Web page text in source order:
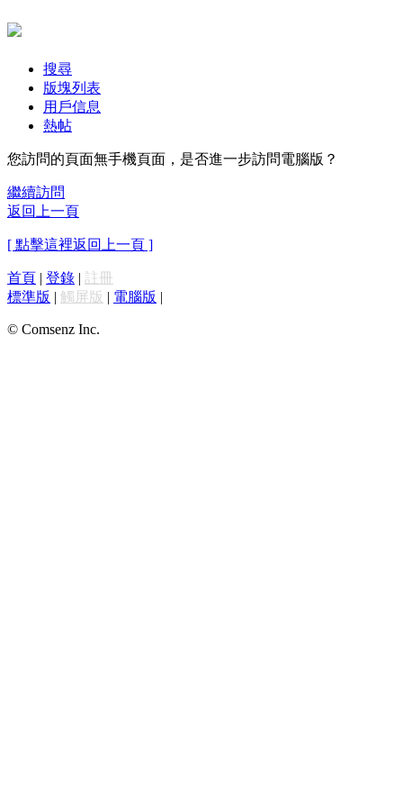
搜尋
版塊列表
用戶信息
熱帖
您訪問的頁面無手機頁面，是否進一步訪問電腦版？
繼續訪問
返回上一頁
[ 點擊這裡返回上一頁 ]
首頁 | 登錄 | 註冊
標準版 | 觸屏版 | 電腦版 |
© Comsenz Inc.